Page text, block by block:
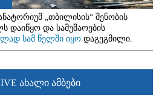
„თბილისის“ შენობის
დაიწყო და სამუშაოების
სამ წელში იყო დაგეგმილი.
ახალი ამბები